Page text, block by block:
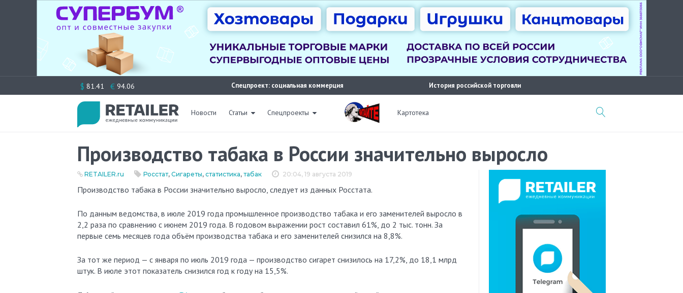
к
$ 81.41 € 94.06 Спецпроект: социальная коммерция История российской торговли
Новости Статьи Спецпроекты Картотека
Производство табака в России значительно выросло
20:04, 19 августа 2019
RETAILER.ru Росстат, Сигареты, статистика, табак
Производство табака в России значительно выросло, следует из данных Росстата.
По данным ведомства, в июле 2019 года промышленное производство табака и его заменителей выросло в
2,2 раза по сравнению с июнем 2019 года. В годовом выражении рост составил 61%, до 2 тыс. тонн. За
первые семь месяцев года объём производства табака и его заменителей снизился на 8,8%.
За тот же период — с января по июль 2019 года — производство сигарет снизилось на 17,2%, до 18,1 млрд
штук. В июле этот показатель снизился год к году на 15,5%.